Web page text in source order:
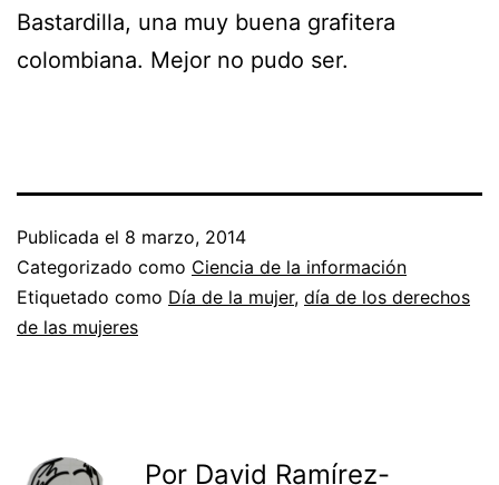
Bastardilla, una muy buena grafitera
colombiana. Mejor no pudo ser.
Publicada el 8 marzo, 2014
Categorizado como Ciencia de la información
Etiquetado como Día de la mujer, día de los derechos
de las mujeres
Por David Ramírez-